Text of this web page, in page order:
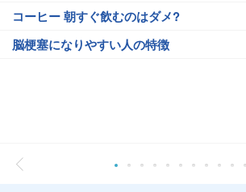
コーヒー 朝すぐ飲むのはダメ?
脳梗塞になりやすい人の特徴